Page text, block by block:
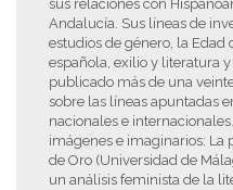
sus relaciones con
Andalucía. Sus líneas de
estudios de género, la Edad
española, exilio y literatura
publicado más de una
sobre las líneas apuntadas
nacionales e
imágenes e imaginarios: La
de Oro (Universidad de
un análisis feminista de la